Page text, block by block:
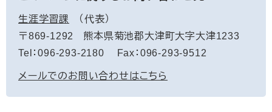
生涯学習課
代表
〒869-1292
熊本県菊池郡大津町大字大津1233
Tel：096-293-2180
Fax：096-293-9512
メールでのお問い合わせはこちら